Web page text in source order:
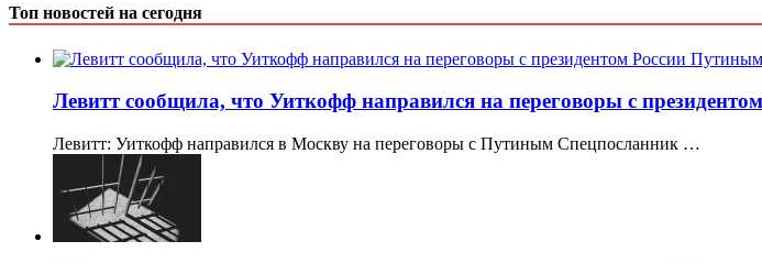
Топ новостей на сегодня
Левитт сообщила, что Уиткофф направился на переговоры с
Левитт: Уиткофф направился в Москву на переговоры с Путиным Спецпосланник …